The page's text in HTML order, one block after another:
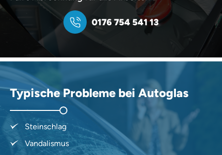
0176 754 541 13
Typische Probleme bei Autoglas
Steinschlag
Vandalismus